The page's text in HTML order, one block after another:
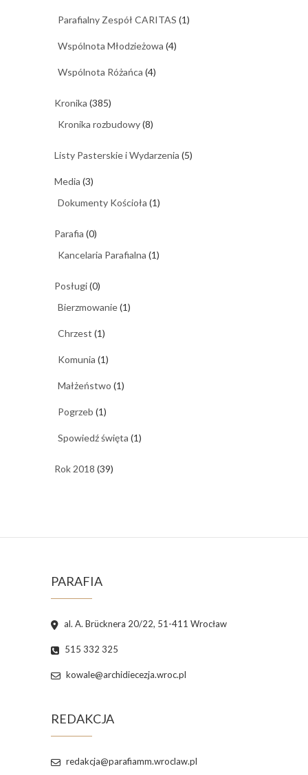
Parafialny Zespół CARITAS (1)
Wspólnota Młodzieżowa (4)
Wspólnota Różańca (4)
Kronika (385)
Kronika rozbudowy(8)
Listy Pasterskie i Wydarzenia (5)
Media (3)
Dokumenty Kościoła (1)
Parafia (0)
Kancelaria Parafialna (1)
Posługi(0)
Bierzmowanie(1)
Chrzest (1)
Komunia (1)
Małżeństwo (1)
Pogrzeb (1)
Spowiedź święta (1)
Rok 2018 (39)
PARAFIA
al. A. Brücknera 20/22, 51-411 Wrocław
515 332 325
kowale@archidiecezja.wroc.pl
REDAKCJA
redakcja@parafiamm.wroclaw.pl